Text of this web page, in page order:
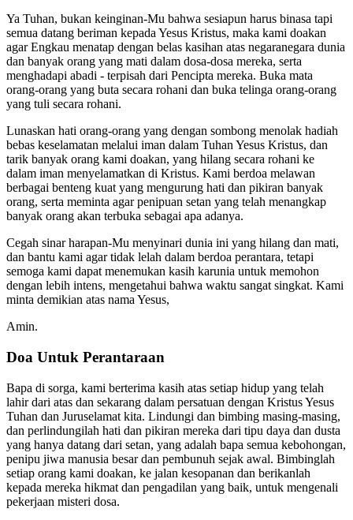
Ya Tuhan, bukan keinginan-Mu bahwa sesiapun harus binasa tapi
semua datang beriman kepada Yesus Kristus, maka kami doakan
agar Engkau menatap dengan belas kasihan atas negaranegara dunia
dan banyak orang yang mati dalam dosa-dosa mereka, serta
menghadapi abadi - terpisah dari Pencipta mereka. Buka mata
orang-orang yang buta secara rohani dan buka telinga orang-orang
yang tuli secara rohani.
Lunaskan hati orang-orang yang dengan sombong menolak hadiah
bebas keselamatan melalui iman dalam Tuhan Yesus Kristus, dan
tarik banyak orang kami doakan, yang hilang secara rohani ke
dalam iman menyelamatkan di Kristus. Kami berdoa melawan
berbagai benteng kuat yang mengurung hati dan pikiran banyak
orang, serta meminta agar penipuan setan yang telah menangkap
banyak orang akan terbuka sebagai apa adanya.
Cegah sinar harapan-Mu menyinari dunia ini yang hilang dan mati,
dan bantu kami agar tidak lelah dalam berdoa perantara, tetapi
semoga kami dapat menemukan kasih karunia untuk memohon
dengan lebih intens, mengetahui bahwa waktu sangat singkat. Kami
minta demikian atas nama Yesus,
Amin.
Doa Untuk Perantaraan
Bapa di sorga, kami berterima kasih atas setiap hidup yang telah
lahir dari atas dan sekarang dalam persatuan dengan Kristus Yesus
Tuhan dan Juruselamat kita. Lindungi dan bimbing masing-masing,
dan perlindungilah hati dan pikiran mereka dari tipu daya dan dusta
yang hanya datang dari setan, yang adalah bapa semua kebohongan,
penipu jiwa manusia besar dan pembunuh sejak awal. Bimbinglah
setiap orang kami doakan, ke jalan kesopanan dan berikanlah
kepada mereka hikmat dan pengadilan yang baik, untuk mengenali
pekerjaan misteri dosa.